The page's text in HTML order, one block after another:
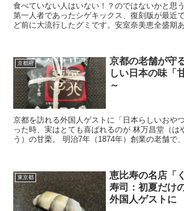
食べていない人はいない！？のではないかと思
第一人者であったシゲキックス、復刻版が最近
ど前に大流行したグミです。安室奈美恵全盛期
京都府
京都の老舗が守
しい日本の味「
～
京都を訪れる外国人ゲストに「日本らしいおや
った時、実はとても喜ばれるのが 林万昌堂（は
う）の甘栗。 明治7年（1874年）創業の老舗で
東京都
恵比寿の名店「
寿司：初夏だけ
外国人ゲストに